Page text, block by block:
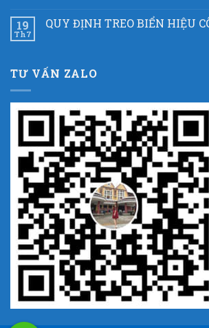
19
Th7
QUY ĐỊNH TREO BIỂN HIỆU
TƯ VẤN ZALO